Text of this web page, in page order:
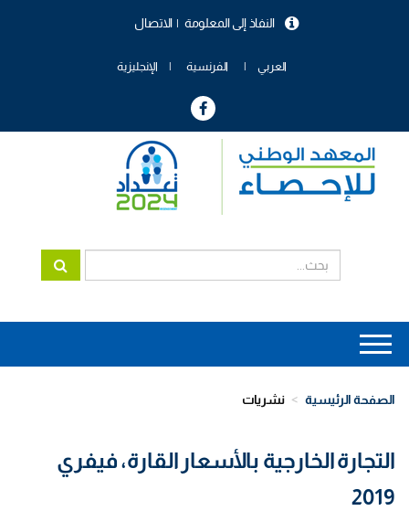
الاتصال النفاذ إلى المعلومة
العربي الفرنسية الإنجليزية
Main
navigation
الصفحة الرئيسية نشريات
التجارة الخارجية بالأسعار القارة، فيفري
2019